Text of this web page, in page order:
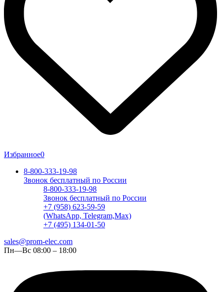
Избранное0
8-800-333-19-98
Звонок бесплатный по России
8-800-333-19-98
Звонок бесплатный по России
+7 (958) 623-59-59
(WhatsApp, Telegram,Max)
+7 (495) 134-01-50
sales@prom-elec.com
Пн—Вс 08:00 – 18:00